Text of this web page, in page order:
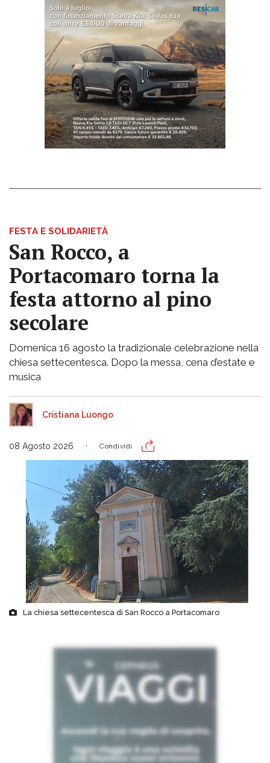
FESTA E SOLIDARIETÀ
San Rocco, a
Portacomaro torna la
festa attorno al pino
secolare
Domenica 16 agosto la tradizionale celebrazione nella
chiesa settecentesca. Dopo la messa, cena d’estate e
musica
Cristiana Luongo
08 Agosto 2026 Condividi
La chiesa settecentesca di San Rocco a Portacomaro